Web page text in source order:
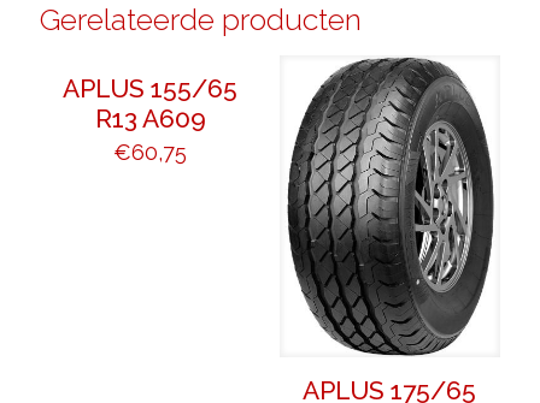
Gerelateerde producten
APLUS 155/65
R13 A609
€60,75
APLUS 175/65